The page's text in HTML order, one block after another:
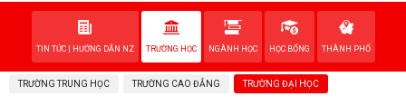
TIN TỨC | HƯỚNG DẪN NZ TRƯỜNG HỌC NGÀNH HỌC HỌC BỔNG THÀNH PHỐ
TRƯỜNG TRUNG HỌC TRƯỜNG CAO ĐẲNG TRƯỜNG ĐẠI HỌC
DỊCH VỤ
VỀ NAM PHONG